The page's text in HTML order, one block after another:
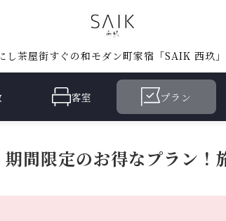
し茶屋街すぐの和モダン町家宿「SAIK 西玖」
客室 プラン
期間限定のお得なプラン